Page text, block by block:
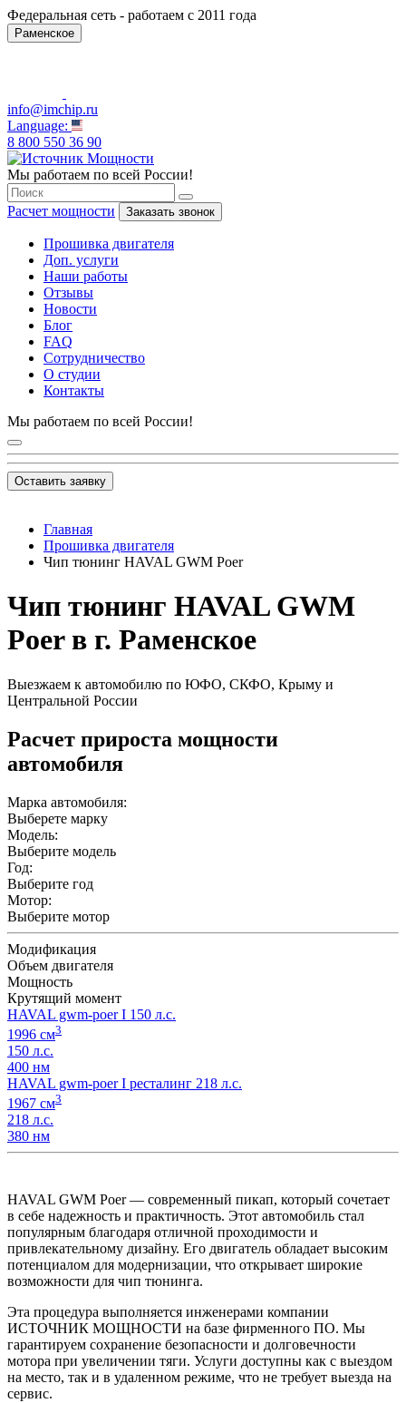
Федеральная сеть - работаем с 2011 года
Раменское
info@imchip.ru
Language:
8 800 550 36 90
Мы работаем по всей России!
Расчет мощности Заказать звонок
Прошивка двигателя
Доп. услуги
Наши работы
Отзывы
Новости
Блог
FAQ
Сотрудничество
О студии
Контакты
Мы работаем по всей России!
Оставить заявку
Главная
Прошивка двигателя
Чип тюнинг HAVAL GWM Poer
Чип тюнинг HAVAL GWM
Poer в г. Раменское
Выезжаем к автомобилю по ЮФО, СКФО, Крыму и
Центральной России
Расчет прироста мощности
автомобиля
Марка автомобиля:
Выберете марку
Модель:
Выберите модель
Год:
Выберите год
Мотор:
Выберите мотор
Модификация
Объем двигателя
Мощность
Крутящий момент
HAVAL gwm-poer I 150 л.с.
1996 см3
150 л.с.
400 нм
HAVAL gwm-poer I ресталинг 218 л.с.
1967 см3
218 л.с.
380 нм
HAVAL GWM Poer — современный пикап, который сочетает
в себе надежность и практичность. Этот автомобиль стал
популярным благодаря отличной проходимости и
привлекательному дизайну. Его двигатель обладает высоким
потенциалом для модернизации, что открывает широкие
возможности для чип тюнинга.
Эта процедура выполняется инженерами компании
ИСТОЧНИК МОЩНОСТИ на базе фирменного ПО. Мы
гарантируем сохранение безопасности и долговечности
мотора при увеличении тяги. Услуги доступны как с выездом
на место, так и в удаленном режиме, что не требует выезда на
сервис.